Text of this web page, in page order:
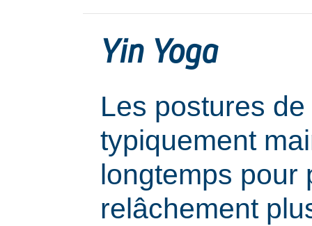
Yin Yoga
Les postures
typiquement
longtemps pour
relâchement